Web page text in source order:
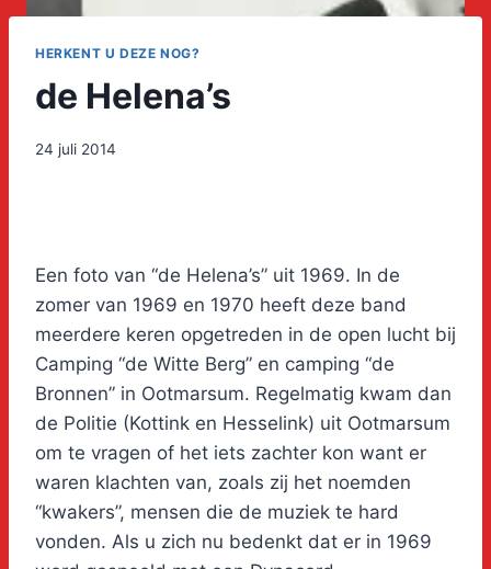
HERKENT U DEZE NOG?
de Helena’s
24 juli 2014
Een foto van “de Helena’s” uit 1969. In de
zomer van 1969 en 1970 heeft deze band
meerdere keren opgetreden in de open lucht bij
Camping “de Witte Berg” en camping “de
Bronnen” in Ootmarsum. Regelmatig kwam dan
de Politie (Kottink en Hesselink) uit Ootmarsum
om te vragen of het iets zachter kon want er
waren klachten van, zoals zij het noemden
“kwakers”, mensen die de muziek te hard
vonden. Als u zich nu bedenkt dat er in 1969